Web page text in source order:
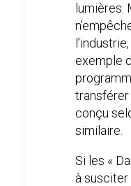
lumières.
exemple
transférer
conçu
similaire.
Si les «
à susciter